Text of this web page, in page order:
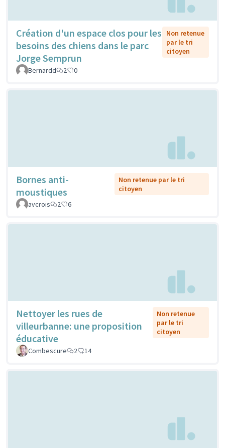
Création d'un espace clos pour les
besoins des chiens dans le parc
Jorge Semprun
Non retenue
par le tri
citoyen
Bernardd 2 0
Bornes anti-
moustiques
Non retenue par le tri
citoyen
avcrois
2 6
Nettoyer les rues de
villeurbanne: une proposition
éducative
Non retenue
par le tri
citoyen
Combescure 2 14